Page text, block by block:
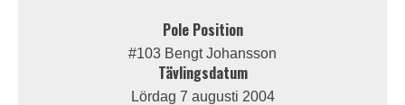
Pole Position
#103 Bengt Johansson
Tävlingsdatum
Lördag 7 augusti 2004